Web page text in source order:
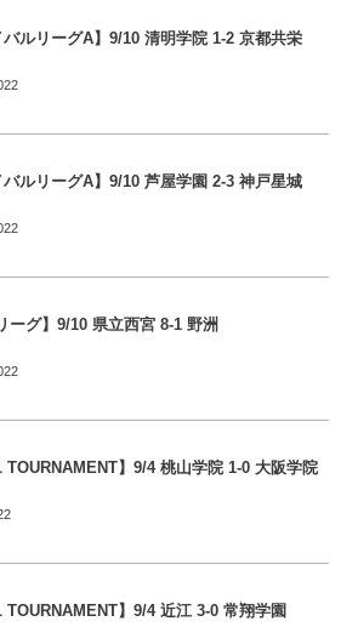
バルリーグA】9/10 清明学院 1-2 京都共栄
バルリーグA】9/10 芦屋学園 2-3 神戸星城
ーグ】9/10 県立西宮 8-1 野洲
TOURNAMENT】9/4 桃山学院 1-0 大阪学院
TOURNAMENT】9/4 近江 3-0 常翔学園